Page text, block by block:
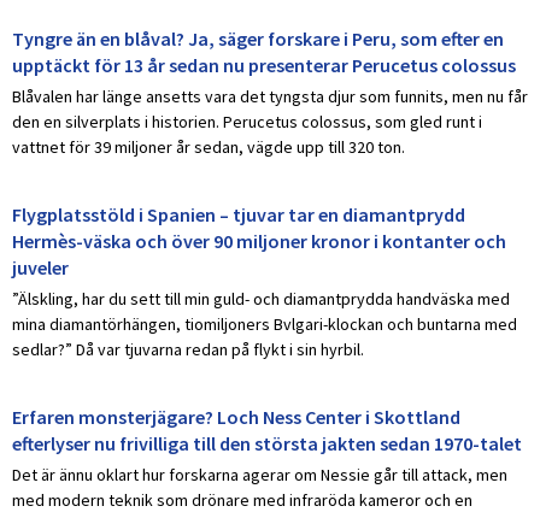
Tyngre än en blåval? Ja, säger forskare i Peru, som efter en
upptäckt för 13 år sedan nu presenterar Perucetus colossus
Blåvalen har länge ansetts vara det tyngsta djur som funnits, men nu får
den en silverplats i historien. Perucetus colossus, som gled runt i
vattnet för 39 miljoner år sedan, vägde upp till 320 ton.
Flygplatsstöld i Spanien – tjuvar tar en diamantprydd
Hermès-väska och över 90 miljoner kronor i kontanter och
juveler
”Älskling, har du sett till min guld- och diamantprydda handväska med
mina diamantörhängen, tiomiljoners Bvlgari-klockan och buntarna med
sedlar?” Då var tjuvarna redan på flykt i sin hyrbil.
Erfaren monsterjägare? Loch Ness Center i Skottland
efterlyser nu frivilliga till den största jakten sedan 1970-talet
Det är ännu oklart hur forskarna agerar om Nessie går till attack, men
med modern teknik som drönare med infraröda kameror och en